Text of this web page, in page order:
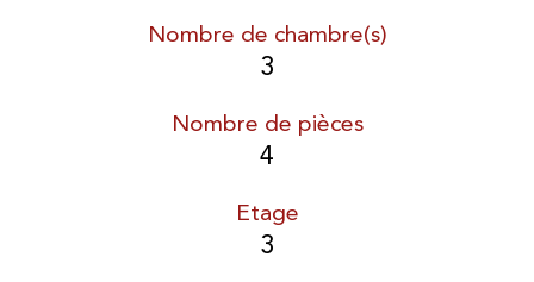
Nombre de chambre(s)
3
Nombre de pièces
4
Etage
3